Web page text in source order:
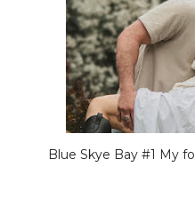
Blue Skye Bay #1 My